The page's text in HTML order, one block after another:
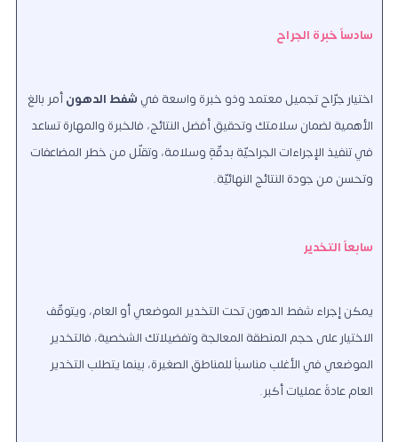
سادساً خبرة الجراح
اختيار جرّاح تجميل معتمد وذو خبرة واسعة في شفط الدهونأمر بالغ
الأهمية لضمان سلامتك وتحقيق أفضل النتائج، فالخبرة والمهارة تساعد
في تنفيذ الإجراءات الجراحيّة بدقّةٍ وسلامة، وتقلّل من خطر المضاعفات
وتحسن من جودة النتائج النهائيّة.
سابعاً التخدير
يمكن إجراء شفط الدهون تحت التخدير الموضعي أو العام، ويتوقّف
الاختيار على حجم المنطقة المعالجة وتفضيلاتك الشخصية، فالتخدير
الموضعي في الأغلب مناسباً للمناطق الصغيرة، بينما يتطلب التخدير
العام عادةً عمليات أكبر.